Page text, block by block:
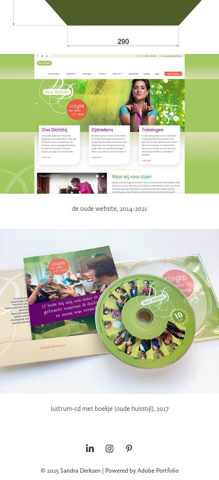
de oude website, 2014-2021
lustrum-cd met boekje (oude huisstijl), 2017
© 2025 Sandra Derksen | Powered by Adobe Portfolio